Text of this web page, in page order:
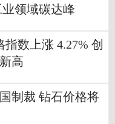
领域碳达峰
数上涨 4.27% 创
高
制裁 钻石价格将